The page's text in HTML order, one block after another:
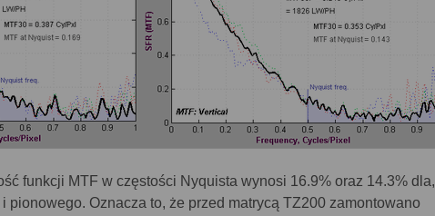
funkcji MTF w częstości Nyquista wynosi 16.9% oraz 14.3% dla,
pionowego. Oznacza to, że przed matrycą TZ200 zamontowano